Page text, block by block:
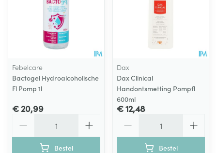
Febelcare
Bactogel Hydroalcoholische
Fl Pomp 1l
€ 20,99
Bestel
Dax
Dax Clinical
Handontsmetting Pompfl
600ml
€ 12,48
Bestel